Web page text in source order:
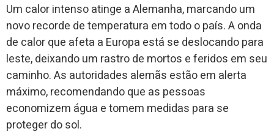
Um calor intenso atinge a Alemanha, marcando um
novo recorde de temperatura em todo o país. A onda
de calor que afeta a Europa está se deslocando para
leste, deixando um rastro de mortos e feridos em seu
caminho. As autoridades alemãs estão em alerta
máximo, recomendando que as pessoas
economizem água e tomem medidas para se
proteger do sol.